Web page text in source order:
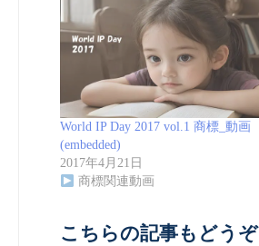
World IP Day 2017 vol.1 商標_動画
(embedded)
2017年4月21日
商標関連動画
こちらの記事もどうぞ